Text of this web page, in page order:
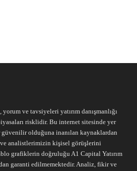
ve tavsiyeleri yatırım danışmanlığı
risklidir. Bu internet sitesinde yer
olduğuna inanılan kaynaklardan
ve analistlerimizin kişisel görüşlerini
grafiklerin doğruluğu A1 Capital Yatırım
garanti edilmemektedir. Analiz, fikir ve